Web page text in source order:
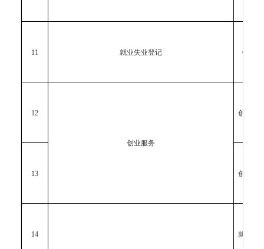
11 就业失业登记 《就业
12
创业服务
创业补
13 创业担
14 就业困